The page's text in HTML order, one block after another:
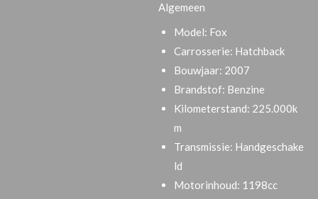
Algemeen
Model: Fox
Carrosserie: Hatchback
Bouwjaar: 2007
Brandstof: Benzine
Kilometerstand: 225.000k
m
Transmissie: Handgeschake
ld
Motorinhoud: 1198cc